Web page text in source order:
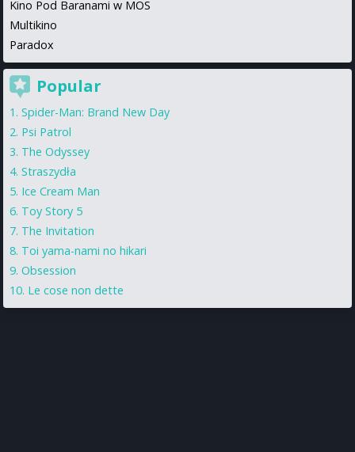
Kino Pod Baranami w MOS
Multikino
Paradox
Popular
Spider-Man: Brand New Day
Psi Patrol
The Odyssey
Straszydła
Ice Cream Man
Toy Story 5
The Invitation
Toi yama-nami no hikari
Obsession
Le cose non dette